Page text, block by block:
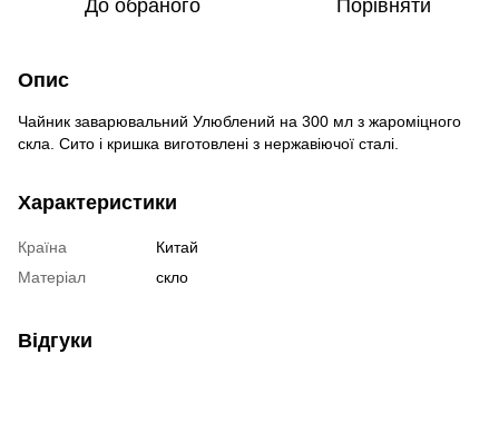
До обраного Порівняти
Опис
Чайник заварювальний Улюблений на 300 мл з жароміцного
скла. Сито і кришка виготовлені з нержавіючої сталі.
Характеристики
Країна
Китай
Матеріал
скло
Відгуки